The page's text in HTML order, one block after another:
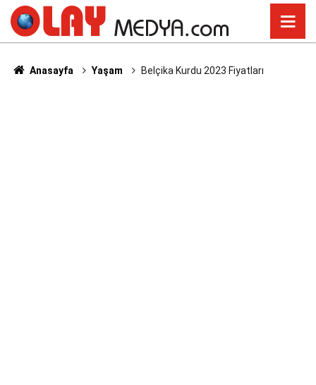
Anasayfa Yaşam Belçika Kurdu 2023 Fiyatları